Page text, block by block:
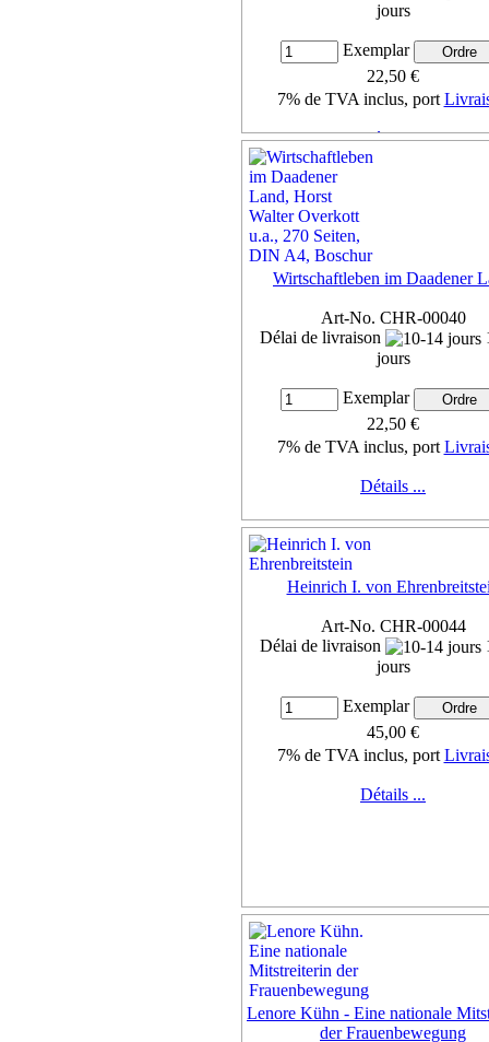
jours
Exemplar
22,50 €
7% de TVA inclus, port
Détails ...
Wirtschaftleben im Daadener
Art-No. CHR-00040
Délai de livraison
jours
Exemplar
22,50 €
7% de TVA inclus, port
Détails ...
Heinrich I. von
Art-No. CHR-00044
Délai de livraison
jours
Exemplar
45,00 €
7% de TVA inclus, port
Détails ...
Lenore Kühn - Eine nationale
der Frauenbewegung